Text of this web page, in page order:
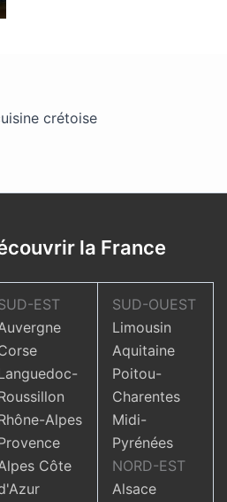
crétoise
la France
EST
Alpes
Côte
SUD-OUEST
Limousin
Aquitaine
Poitou-
Charentes
Midi-
Pyrénées
NORD-EST
Alsace